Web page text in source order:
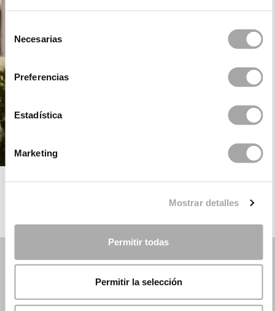
consentimiento
Necesarias
Preferencias
Estadística
Marketing
Mostrar detalles
Permitir todas
Permitir la selección